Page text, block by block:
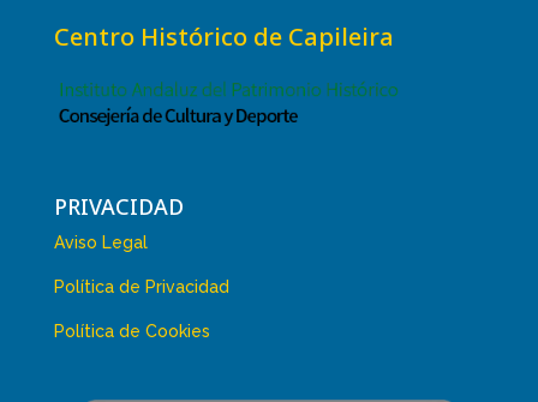
Centro Histórico de Capileira
PRIVACIDAD
Aviso Legal
Política de Privacidad
Política de Cookies